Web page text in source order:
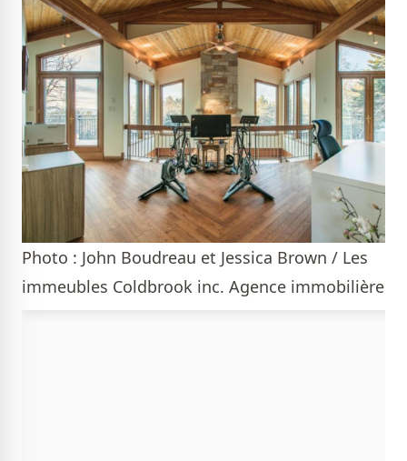
Photo : John Boudreau et Jessica Brown / Les
immeubles Coldbrook inc. Agence immobilière